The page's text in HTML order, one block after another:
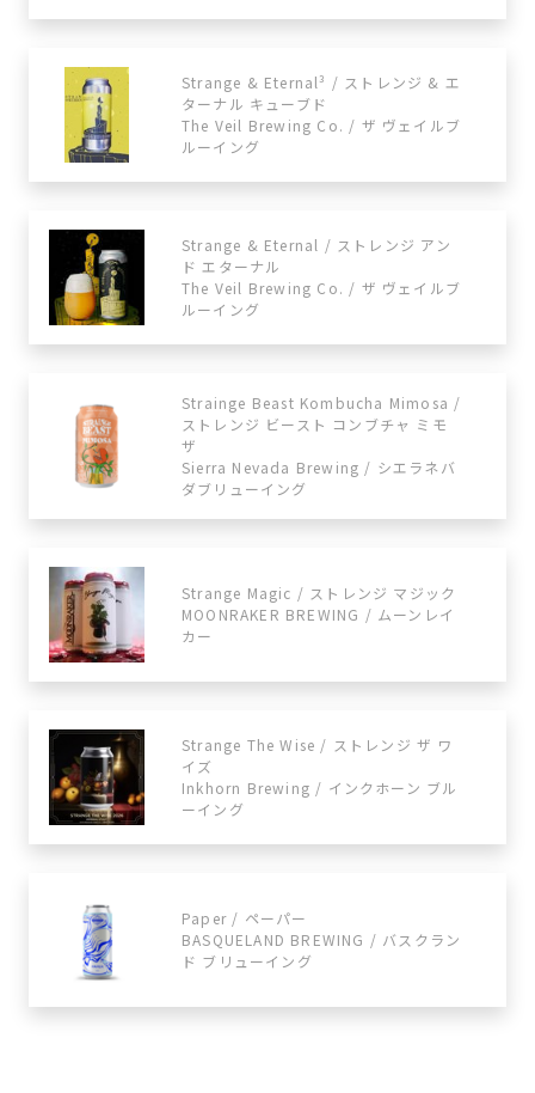
Strange & Eternal³ / ストレンジ & エ
ターナル キューブド
The Veil Brewing Co. / ザ ヴェイルブ
ルーイング
Strange & Eternal / ストレンジ アン
ド エターナル
The Veil Brewing Co. / ザ ヴェイルブ
ルーイング
Strainge Beast Kombucha Mimosa /
ストレンジ ビースト コンブチャ ミモ
ザ
Sierra Nevada Brewing / シエラネバ
ダブリューイング
Strange Magic / ストレンジ マジック
MOONRAKER BREWING / ムーンレイ
カー
Strange The Wise / ストレンジ ザ ワ
イズ
Inkhorn Brewing / インクホーン ブル
ーイング
Paper / ペーパー
BASQUELAND BREWING / バスクラン
ド ブリューイング